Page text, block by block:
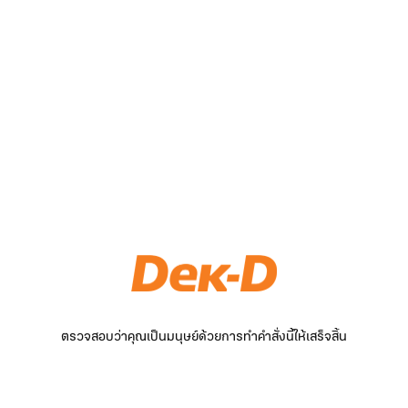
ตรวจสอบว่าคุณเป็นมนุษย์ด้วยการทำคำสั่งนี้ให้เสร็จสิ้น